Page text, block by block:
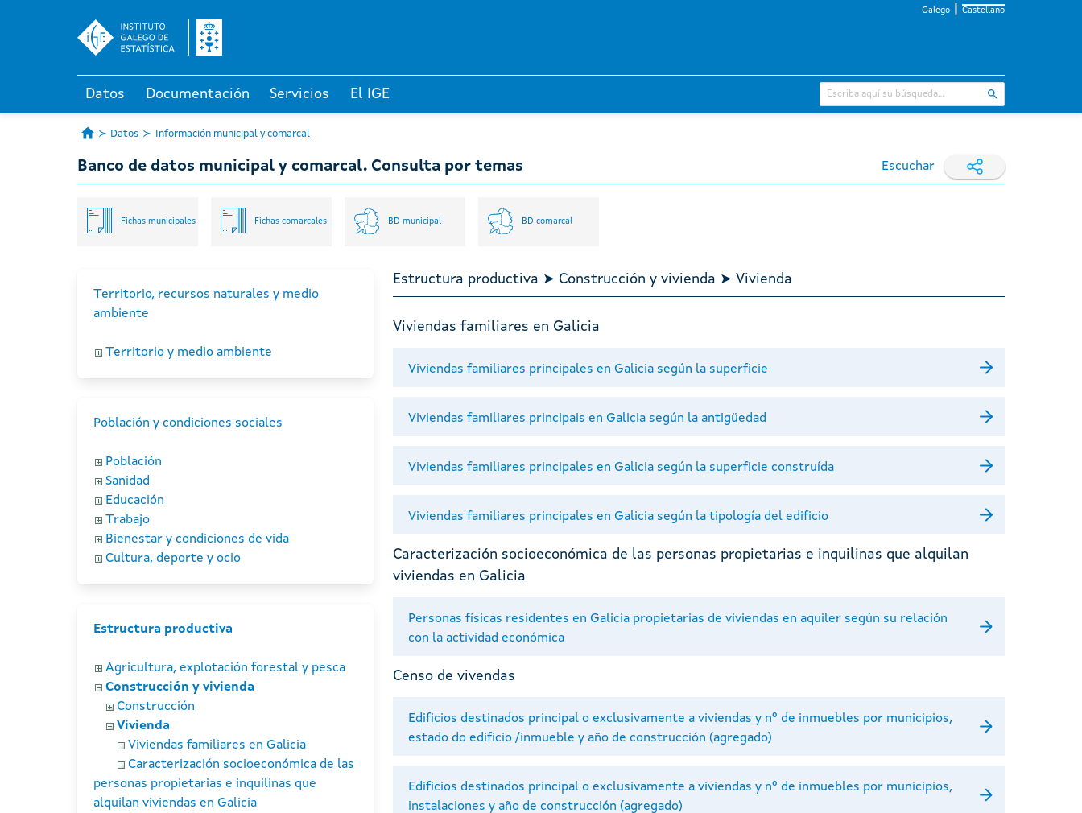
Galego Castellano
Datos Documentación Servicios El IGE
Datos Información municipal y comarcal
Banco de datos municipal y comarcal. Consulta por temas Escuchar
Fichas municipales Fichas comarcales BD municipal BD comarcal
Territorio, recursos naturales y medio
ambiente
Territorio y medio ambiente
Población y condiciones sociales
Población
Sanidad
Educación
Trabajo
Bienestar y condiciones de vida
Cultura, deporte y ocio
Estructura productiva
Agricultura, explotación forestal y pesca
Construcción y vivienda
Construcción
Vivienda
Viviendas familiares en Galicia
Caracterización socioeconómica de las
personas propietarias e inquilinas que
alquilan viviendas en Galicia
Estructura productiva ➤ Construcción y vivienda ➤ Vivienda
Viviendas familiares en Galicia
Viviendas familiares principales en Galicia según la superficie
Viviendas familiares principais en Galicia según la antigüedad
Viviendas familiares principales en Galicia según la superficie construída
Viviendas familiares principales en Galicia según la tipología del edificio
Caracterización socioeconómica de las personas propietarias e inquilinas que alquilan
viviendas en Galicia
Personas físicas residentes en Galicia propietarias de viviendas en aquiler según su relación
con la actividad económica
Censo de vivendas
Edificios destinados principal o exclusivamente a viviendas y nº de inmuebles por municipios,
estado do edificio /inmueble y año de construcción (agregado)
Edificios destinados principal o exclusivamente a viviendas y nº de inmuebles por municipios,
instalaciones y año de construcción (agregado)